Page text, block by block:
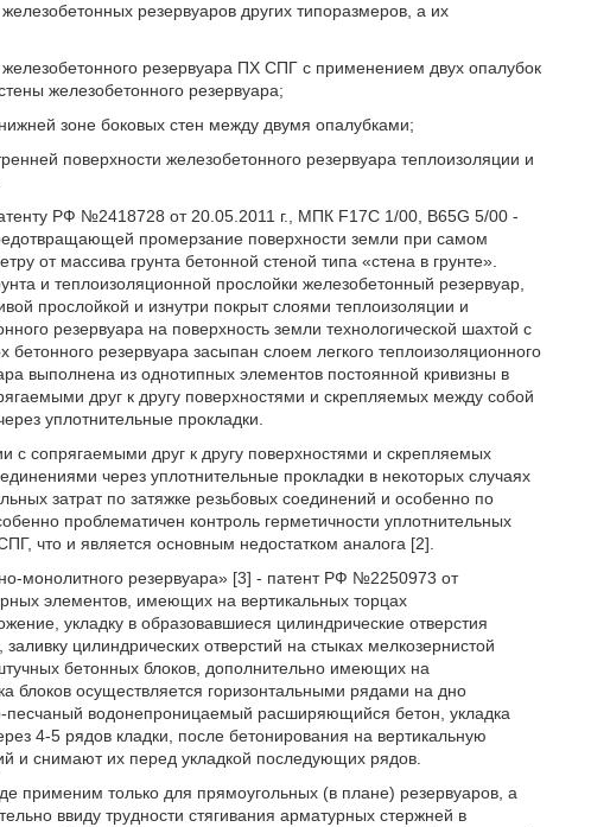
резервуаров других типоразмеров, а их
резервуара ПХ СПГ с применением двух опалубок
железобетонного резервуара;
зоне боковых стен между двумя опалубками;
поверхности железобетонного резервуара теплоизоляции и
РФ №2418728 от 20.05.2011 г., МПК F17C 1/00, B65G 5/00 -
промерзание поверхности земли при самом
от массива грунта бетонной стеной типа «стена в грунте».
и теплоизоляционной прослойки железобетонный резервуар,
прослойкой и изнутри покрыт слоями теплоизоляции и
резервуара на поверхность земли технологической шахтой с
резервуара засыпан слоем легкого теплоизоляционного
выполнена из однотипных элементов постоянной кривизны в
друг к другу поверхностями и скрепляемых между собой
уплотнительные прокладки.
с сопрягаемыми друг к другу поверхностями и скрепляемых
через уплотнительные прокладки в некоторых случаях
затрат по затяжке резьбовых соединений и особенно по
проблематичен контроль герметичности уплотнительных
что и является основным недостатком аналога [2].
монолитного резервуара» [3] - патент РФ №2250973 от
элементов, имеющих на вертикальных торцах
укладку в образовавшиеся цилиндрические отверстия
цилиндрических отверстий на стыках мелкозернистой
бетонных блоков, дополнительно имеющих на
блоков осуществляется горизонтальными рядами на дно
песчаный водонепроницаемый расширяющийся бетон, укладка
4-5 рядов кладки, после бетонирования на вертикальную
и снимают их перед укладкой последующих рядов.
применим только для прямоугольных (в плане) резервуаров, а
ввиду трудности стягивания арматурных стержней в